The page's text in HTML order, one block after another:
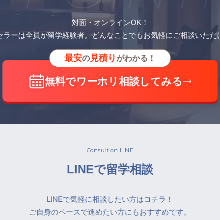
対面・オンラインOK！
ラーは全員が留学経験者。どんなことでもお気軽にご相談いただ
最安の見積り がわかる！
無料でワーホリ相談してみる
Consult on LINE
LINEで留学相談
LINEで気軽に相談したい方はコチラ！
ご自身のペースで進めたい方にもおすすめです。